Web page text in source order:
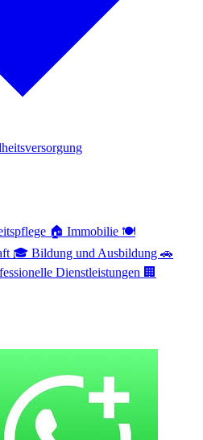
🏠 Immobilie 🍽️
🎓 Bildung und Ausbildung 🚗
Dienstleistungen 🏢